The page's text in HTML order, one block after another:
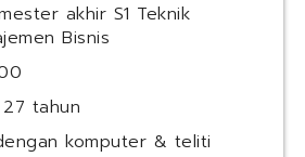
akhir S1 Teknik
Bisnis
27 tahun
komputer & teliti